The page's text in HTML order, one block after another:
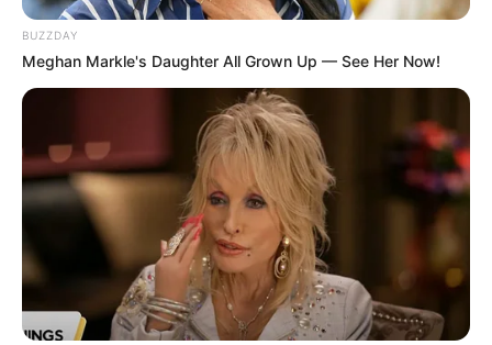
BUZZDAY
Meghan Markle's Daughter All Grown Up — See Her Now!